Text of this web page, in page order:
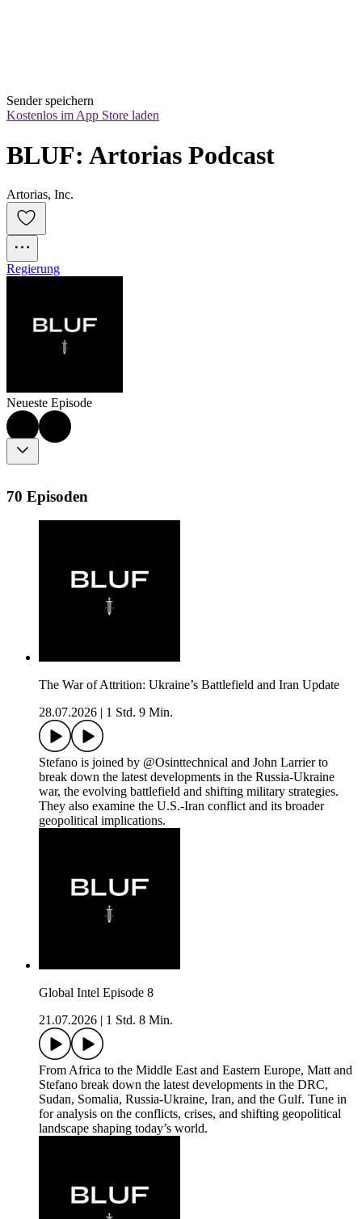
Sender speichern
Kostenlos im App Store laden
BLUF: Artorias Podcast
Artorias, Inc.
Regierung
Neueste Episode
70 Episoden
The War of Attrition: Ukraine’s Battlefield and Iran Update
28.07.2026
1 Std. 9 Min.
Stefano is joined by @Osinttechnical and John Larrier to
break down the latest developments in the Russia-Ukraine
war, the evolving battlefield and shifting military strategies.
They also examine the U.S.-Iran conflict and its broader
geopolitical implications.
Global Intel Episode 8
21.07.2026
1 Std. 8 Min.
From Africa to the Middle East and Eastern Europe, Matt and
Stefano break down the latest developments in the DRC,
Sudan, Somalia, Russia-Ukraine, Iran, and the Gulf. Tune in
for analysis on the conflicts, crises, and shifting geopolitical
landscape shaping today’s world.